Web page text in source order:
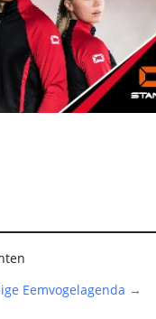
Eemvogelagenda →